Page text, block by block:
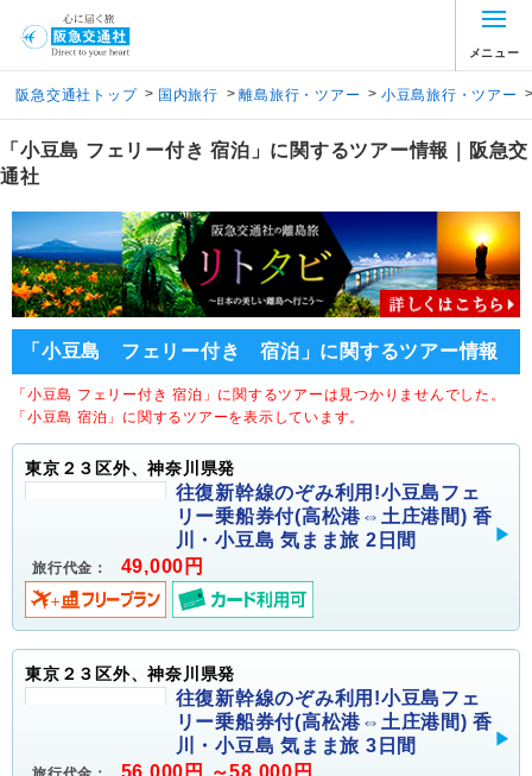
メニュー
阪急交通社トップ > 国内旅行 > 離島旅行・ツアー > 小豆島旅行・ツアー
「小豆島 フェリー付き 宿泊」に関するツアー情報｜阪急交
通社
「小豆島 フェリー付き 宿泊」に関するツアー情報
「小豆島 フェリー付き 宿泊」に関するツアーは見つかりませんでした。
「小豆島 宿泊」に関するツアーを表示しています。
東京２３区外、神奈川県発
往復新幹線のぞみ利用!小豆島フェ
リー乗船券付(高松港⇔土庄港間) 香
川・小豆島 気まま旅 2日間
旅行代金： 49,000円
東京２３区外、神奈川県発
往復新幹線のぞみ利用!小豆島フェ
リー乗船券付(高松港⇔土庄港間) 香
川・小豆島 気まま旅 3日間
56,000円 ～58,000円